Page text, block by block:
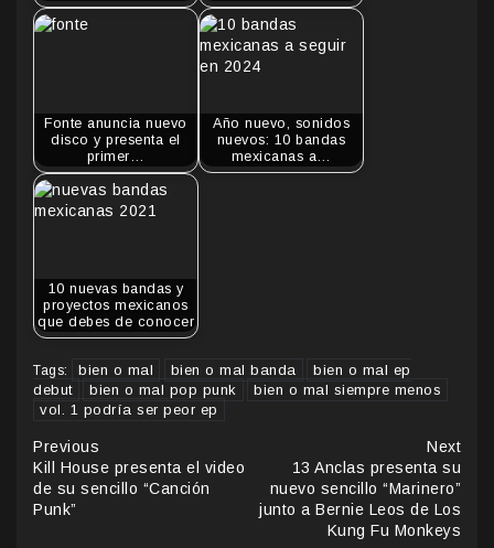
Fonte anuncia nuevo
disco y presenta el
primer…
Año nuevo, sonidos
nuevos: 10 bandas
mexicanas a…
10 nuevas bandas y
proyectos mexicanos
que debes de conocer
Tags: bien o mal bien o mal banda
bien o mal ep
debut
bien o mal pop punk
bien o mal siempre menos
vol. 1 podría ser peor ep
Continue
Reading
Previous
Kill House presenta el video
de su sencillo “Canción
Punk”
Next
13 Anclas presenta su
nuevo sencillo “Marinero”
junto a Bernie Leos de Los
Kung Fu Monkeys